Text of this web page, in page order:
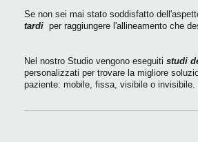
Se non sei mai stato soddisfatto
tardi per raggiungere l'allineamento che
Nel nostro Studio vengono eseguiti studi
personalizzati per trovare la migliore
paziente: mobile, fissa, visibile o invisibile.